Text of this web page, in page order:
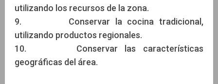
utilizando los recursos de la zona.
9. Conservar la cocina tradicional,
utilizando productos regionales.
10. Conservar las características
geográficas del área.